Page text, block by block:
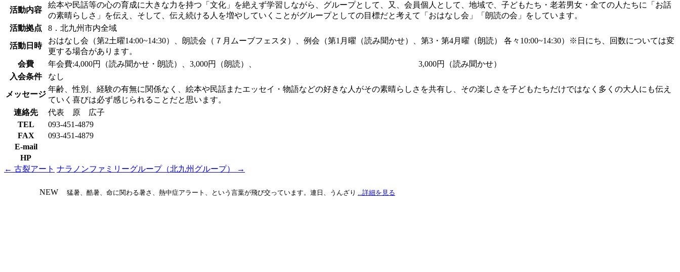
活動内容
絵本や民話等の心の育成に大きな力を持つ「文化」を絶えず学習しながら、グループとして、又、会員個人として、地域で、子どもたち・老若男女・全ての人たちに「お話
の素晴らしさ」を伝え、そして、伝え続ける人を増やしていくことがグループとしての目標だと考えて「おはなし会」「朗読の会」をしています。
活動拠点
8．北九州市内全域
活動日時
おはなし会（第2土曜14:00~14:30）、朗読会（７月ムーブフェスタ）、例会（第1月曜（読み聞かせ）、第3・第4月曜（朗読） 各々10:00~14:30）※日にち、回数については変
更する場合があります。
会費
年会費:4,000円（読み聞かせ・朗読）、3,000円（朗読）、 3,000円（読み聞かせ）
入会条件
なし
メッセージ
年齢、性別、経験の有無に関係なく、絵本や民話またエッセイ・物語などの好きな人がその素晴らしさを共有し、その楽しさを子どもたちだけではなく多くの大人にも伝え
ていく喜びは必ず感じられることだと思います。
連絡先
代表 原 広子
TEL
093-451-4879
FAX
093-451-4879
E-mail
HP
投
← 古裂アート ナラノンファミリーグループ（北九州グループ） →
NEW 猛暑、酷暑、命に関わる暑さ、熱中症アラート、という言葉が飛び交っています。連日、うんざり ...詳細を見る